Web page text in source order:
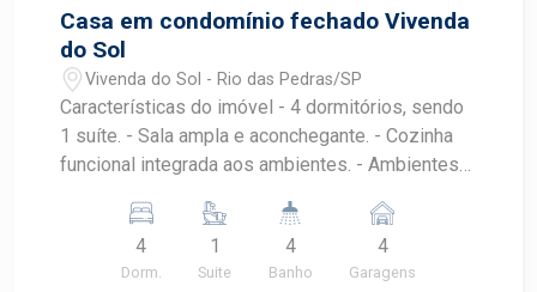
Casa em condomínio fechado Vivenda
do Sol
Vivenda do Sol - Rio das Pedras/SP
Características do imóvel - 4 dormitórios, sendo
1 suíte. - Sala ampla e aconchegante. - Cozinha
funcional integrada aos ambientes. - Ambientes
de garagem paralelas. Diferenciais - Sistema de
energia solar fotovoltaica com 20 placas,
proporcionando economia e sustentabilidade. -
4
Dorm.
1
Suite
4
Banho
4
Garagens